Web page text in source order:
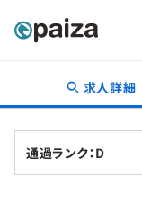
転職・キャリア
新卒就活
求人詳細
通過ランク：D